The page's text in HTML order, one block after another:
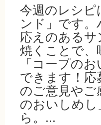
今週のレシピ
ンド」です
応えのある
焼くことで、
「コープの
できます！応
のご意見や
のおいしめ
ら。...